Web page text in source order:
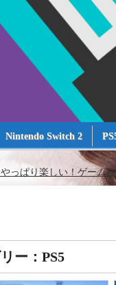
Nintendo Switch 2
っぱり楽しい！ゲーム
ー：PS5